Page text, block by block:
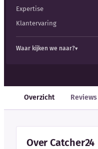
Bedrijfsupdates
Externe bronnen
Auteurs
Expertise
Klantervaring
Waar kijken we naar?
Overzicht Reviews
Over Catcher24